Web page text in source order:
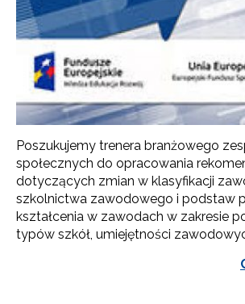
Poszukujemy trenera branżowego
społecznych do opracowania
dotyczących zmian w klasyfikacji
szkolnictwa zawodowego i podstaw
kształcenia w zawodach w zakresie
typów szkół, umiejętności